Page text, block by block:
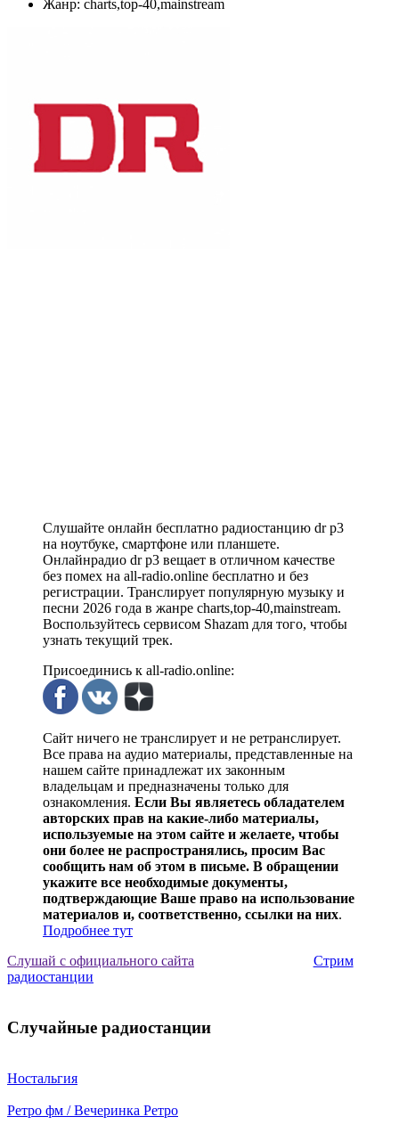
Жанр: charts,top-40,mainstream
Слушайте онлайн бесплатно радиостанцию dr p3
на ноутбуке, смартфоне или планшете.
Онлайнрадио dr p3 вещает в отличном качестве
без помех на all-radio.online бесплатно и без
регистрации. Транслирует популярную музыку и
песни 2026 года в жанре charts,top-40,mainstream.
Воспользуйтесь сервисом Shazam для того, чтобы
узнать текущий трек.
Присоединись к all-radio.online:
Сайт ничего не транслирует и не ретранслирует.
Все права на аудио материалы, представленные на
нашем сайте принадлежат их законным
владельцам и предназначены только для
ознакомления. Если Вы являетесь обладателем
авторских прав на какие-либо материалы,
используемые на этом сайте и желаете, чтобы
они более не распространялись, просим Вас
сообщить нам об этом в письме. В обращении
укажите все необходимые документы,
подтверждающие Ваше право на использование
материалов и, соответственно, ссылки на них.
Подробнее тут
Слушай с официального сайта
Стрим
радиостанции
Случайные радиостанции
Ностальгия
Ретро фм / Вечеринка Ретро